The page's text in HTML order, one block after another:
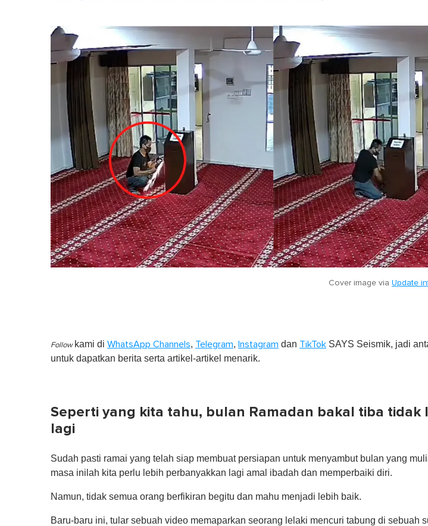
Cover image via Update
Follow kami di WhatsApp Channels, Telegram, Instagram dan TikTok SAYS Seismik, jadi
untuk dapatkan berita serta artikel-artikel menarik.
Seperti yang kita tahu, bulan Ramadan bakal tiba tidak
lagi
Sudah pasti ramai yang telah siap membuat persiapan untuk menyambut bulan yang
masa inilah kita perlu lebih perbanyakkan lagi amal ibadah dan memperbaiki diri.
Namun, tidak semua orang berfikiran begitu dan mahu menjadi lebih baik.
Baru-baru ini, tular sebuah video memaparkan seorang lelaki mencuri tabung di sebuah